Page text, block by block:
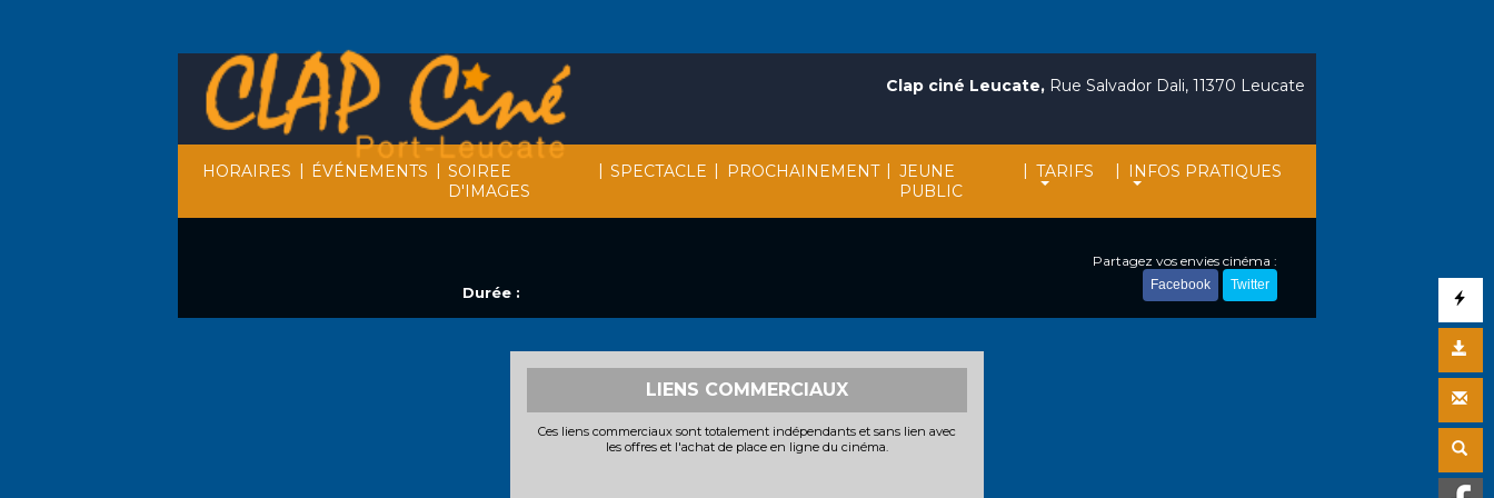
HORAIRES | ÉVÉNEMENTS | SOIREE
D'IMAGES
| SPECTACLE | PROCHAINEMENT | JEUNE
PUBLIC
| TARIFS | INFOS PRATIQUES
Clap ciné Leucate, Rue Salvador Dali, 11370 Leucate
Durée :
Partagez vos envies cinéma :
Facebook Twitter
LIENS COMMERCIAUX
Ces liens commerciaux sont totalement indépendants et sans lien avec
les offres et l'achat de place en ligne du cinéma.